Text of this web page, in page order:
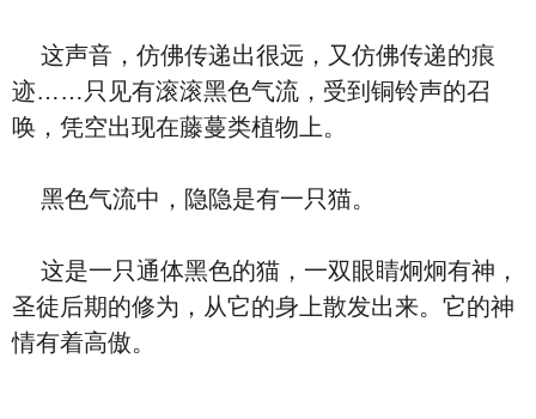
这声音，仿佛传递出很远，又仿佛传递的痕
迹……只见有滚滚黑色气流，受到铜铃声的召
唤，凭空出现在藤蔓类植物上。
黑色气流中，隐隐是有一只猫。
这是一只通体黑色的猫，一双眼睛炯炯有神，
圣徒后期的修为，从它的身上散发出来。它的神
情有着高傲。